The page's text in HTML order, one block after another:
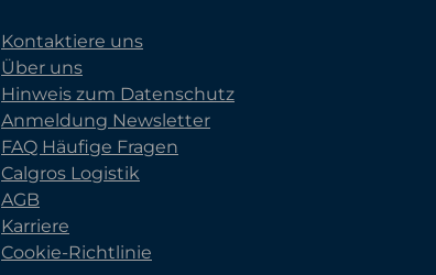
Kontaktiere uns
Über uns
Hinweis zum Datenschutz
Anmeldung Newsletter
FAQ Häufige Fragen
Calgros Logistik
AGB
Karriere
Cookie-Richtlinie